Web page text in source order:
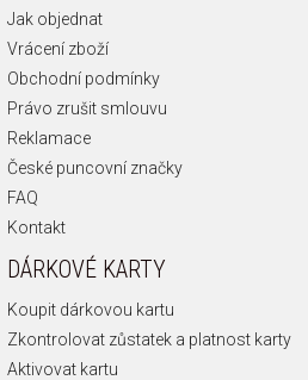
Jak objednat
Vrácení zboží
Obchodní podmínky
Právo zrušit smlouvu
Reklamace
České puncovní značky
FAQ
Kontakt
DÁRKOVÉ KARTY
Koupit dárkovou kartu
Zkontrolovat zůstatek a platnost karty
Aktivovat kartu